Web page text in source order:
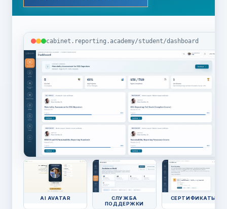
cabinet.reporting.academy/student/dashboard
AI AVATAR
СЛУЖБА
ПОДДЕРЖКИ
СЕРТИФИКАТЫ